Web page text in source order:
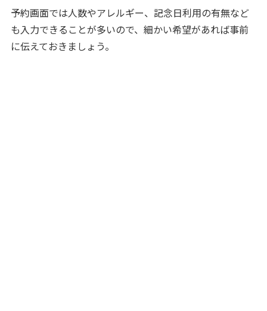
予約画面では人数やアレルギー、記念日利用の有無など
も入力できることが多いので、細かい希望があれば事前
に伝えておきましょう。